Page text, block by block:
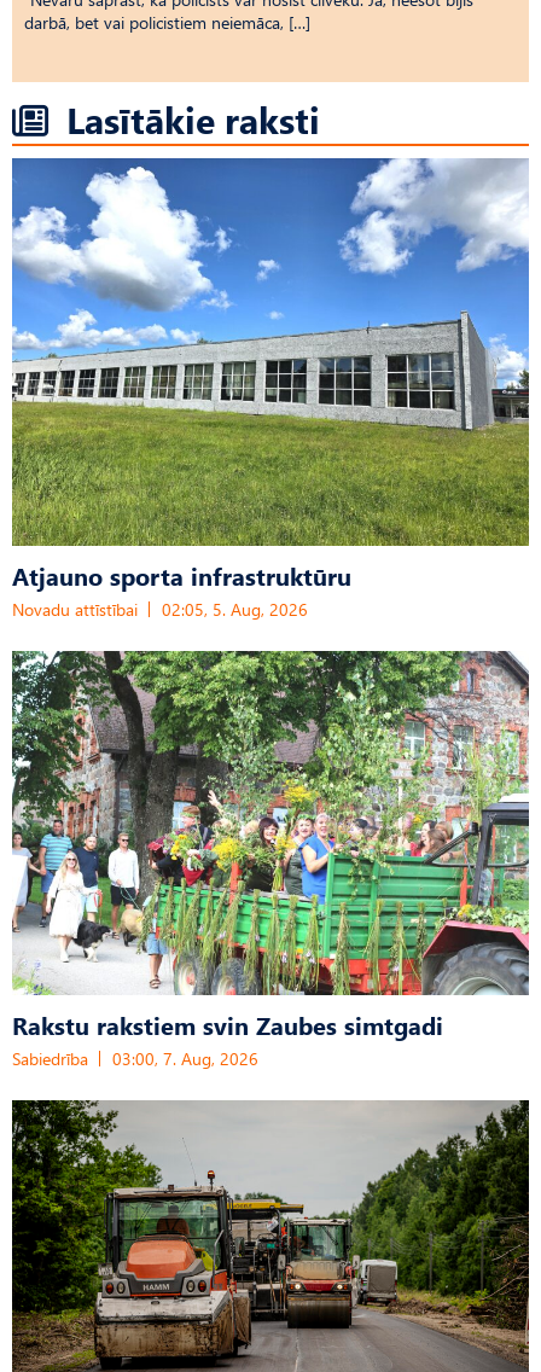
darbā, bet vai policistiem neiemāca, […]
Lasītākie raksti
Atjauno sporta infrastruktūru
Novadu attīstībai 02:05, 5. Aug, 2026
Rakstu rakstiem svin Zaubes simtgadi
Sabiedrība 03:00, 7. Aug, 2026